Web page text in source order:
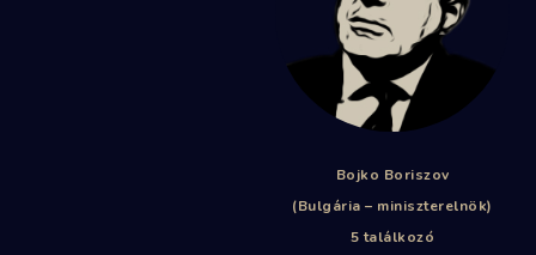
Bojko Boriszov
(Bulgária – miniszterelnök)
5 találkozó